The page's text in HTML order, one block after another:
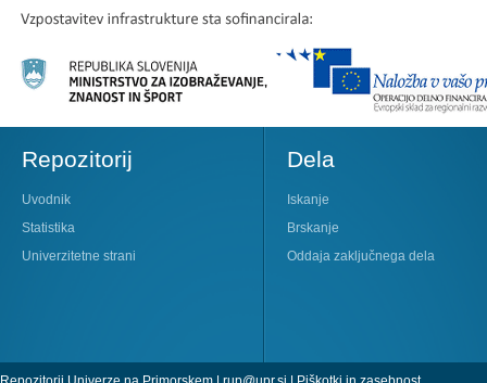
Repozitorij
Uvodnik
Statistika
Univerzitetne strani
Dela
Iskanje
Brskanje
Oddaja zaključnega dela